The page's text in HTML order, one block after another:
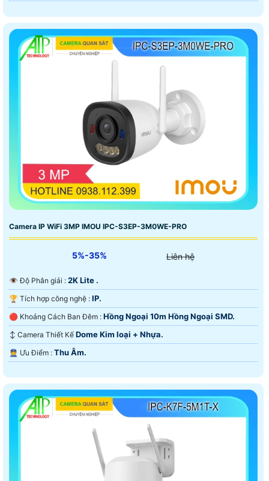
Camera IP WiFi 3MP IMOU IPC-S3EP-3M0WE-PRO
5%-35% Liên hệ
👁 Độ Phân giải : 2K Lite .
🏆 Tích hợp công nghệ : IP.
🔴 Khoảng Cách Ban Đêm : Hồng Ngoại 10m Hồng Ngoại SMD.
↕️ Camera Thiết Kế Dome Kim loại + Nhựa.
️👮 Ưu Điểm : Thu Âm.